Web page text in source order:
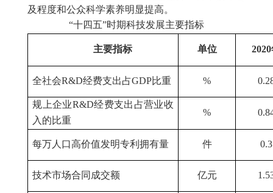
及程度和公众科学素养明显提高。
“十四五”时期科技发展主要指标
主要指标 单位
全社会R&D经费支出占GDP比重 %
规上企业R&D经费支出占营业收
入的比重
%
每万人口高价值发明专利拥有量 件 0.3
技术市场合同成交额 亿元